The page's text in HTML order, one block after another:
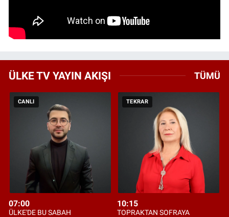
ÜLKE TV YAYIN AKIŞI TÜMÜ
CANLI
07:00
ÜLKE'DE BU SABAH
TEKRAR
10:15
TOPRAKTAN SOFRAYA